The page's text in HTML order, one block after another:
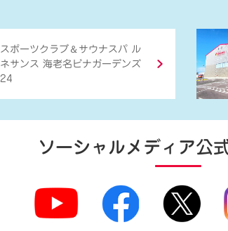
スポーツクラブ ＆ サウナスパ ル
ネサンス 海老名ビナガーデンズ
24
ソーシャルメディア公